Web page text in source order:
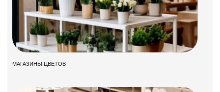
МАГАЗИНЫ ЦВЕТОВ